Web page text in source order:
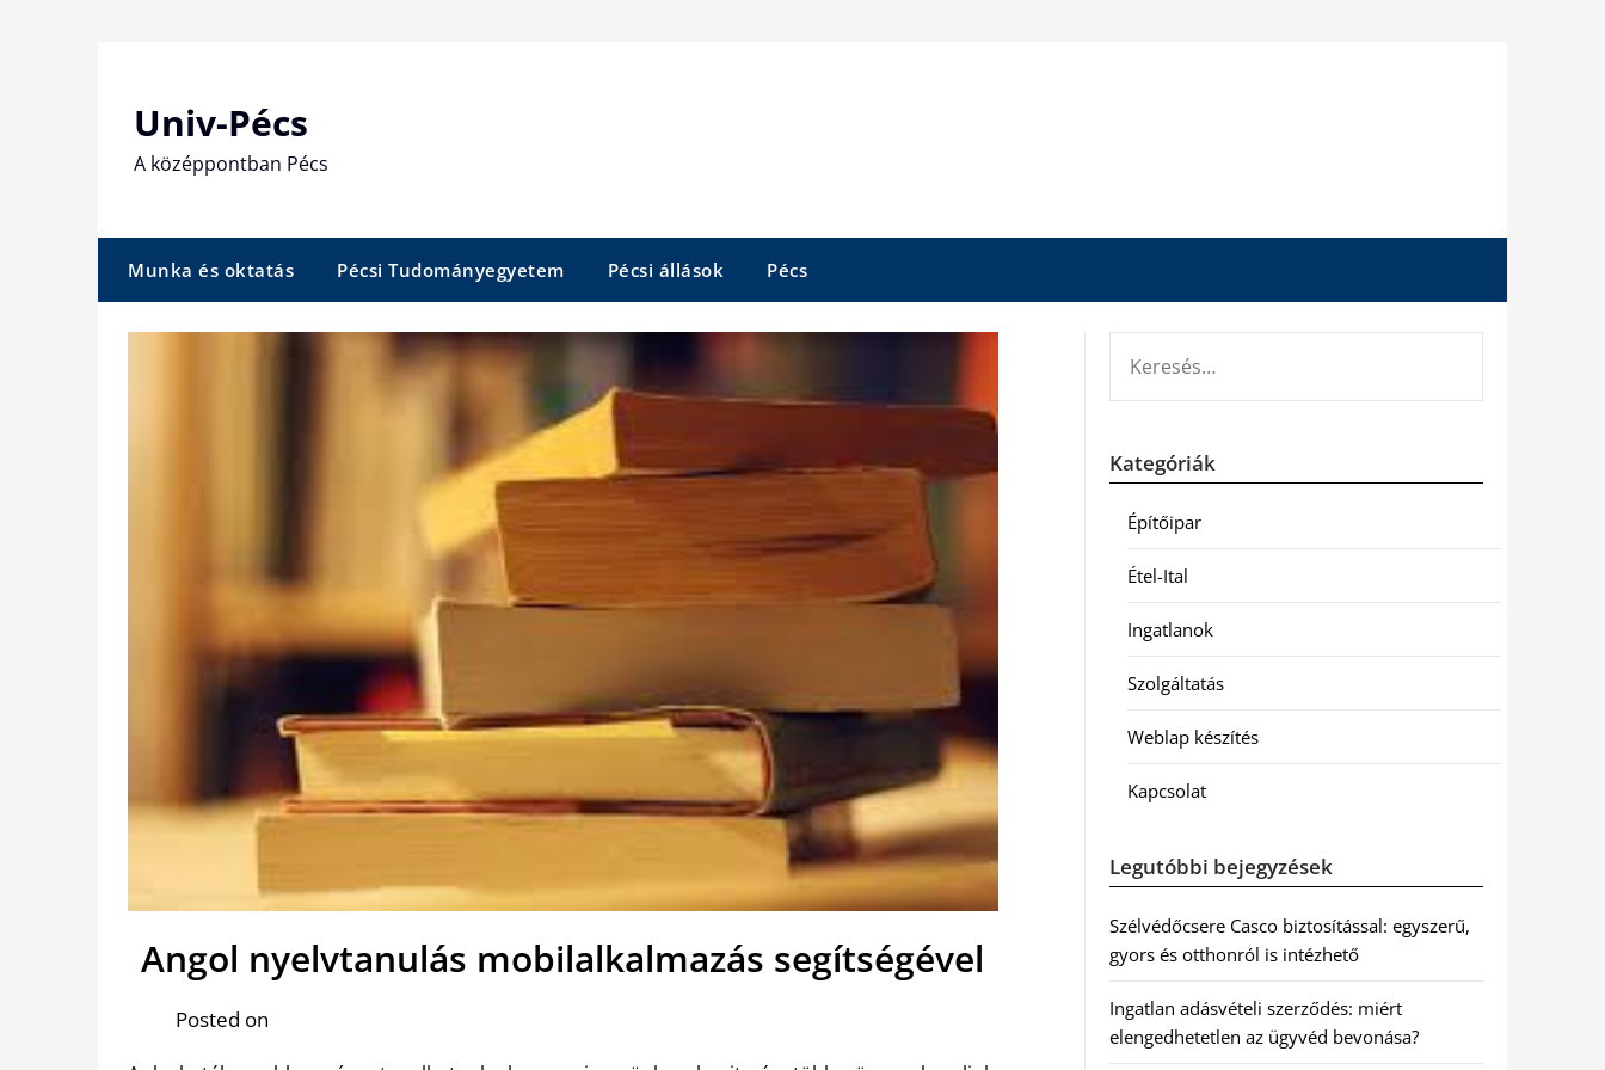
Univ-Pécs
A középpontban Pécs
Munka és oktatás Pécsi Tudományegyetem Pécsi állások Pécs
Angol nyelvtanulás mobilalkalmazás segítségével
Posted on
Kategóriák
Építőipar
Étel-Ital
Ingatlanok
Szolgáltatás
Weblap készítés
Kapcsolat
Legutóbbi bejegyzések
Szélvédőcsere Casco biztosítással: egyszerű,
gyors és otthonról is intézhető
Ingatlan adásvételi szerződés: miért
elengedhetetlen az ügyvéd bevonása?